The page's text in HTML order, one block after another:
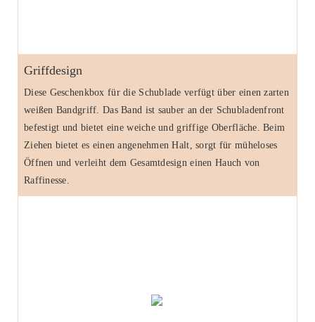
Griffdesign
Diese Geschenkbox für die Schublade verfügt über einen zarten
weißen Bandgriff. Das Band ist sauber an der Schubladenfront
befestigt und bietet eine weiche und griffige Oberfläche. Beim
Ziehen bietet es einen angenehmen Halt, sorgt für müheloses
Öffnen und verleiht dem Gesamtdesign einen Hauch von
Raffinesse.